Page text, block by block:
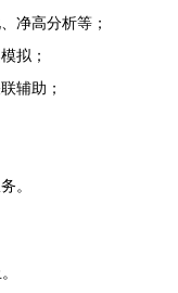
净高分析等；
拟；
辅助；
。